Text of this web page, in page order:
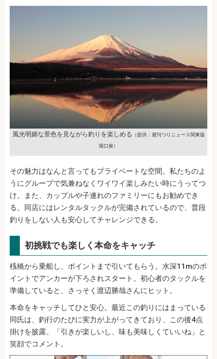
風光明媚な景色を見ながら釣りを楽しめる （提供：週刊つりニュース関東版
堀口俊）
その魅力はなんと言ってもプライベートな空間。私たちのよ
うにグループで気兼ねなくワイワイ楽しみたい時にうってつ
け。また、カップルや子連れのファミリーにもお勧めでき
る。同店にはレンタルタックルが完備されているので、普段
釣りをしない人も安心してチャレンジできる。
初挑戦でも楽しく本命をキャッチ
桟橋から乗船し、ポイントまで引いてもらう。水深11mのポ
イントでアンカーが下ろされスタート。初心者のタックルを
準備していると、さっそく渡辺勝哉さんにヒット。
本命をキャッチしてひと安心。最近この釣りにはまっている
同氏は、釣行のたびに実力が上がってきており、この後4点
掛けを披露。「引きが楽しいし、味も美味しくていいね」と
笑顔でコメント。